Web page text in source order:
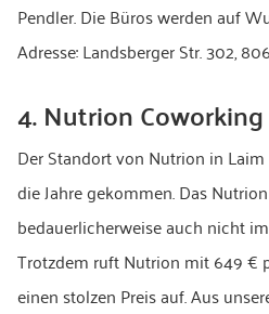
Pendler. Die Büros werden auf
Adresse: Landsberger Str. 302,
4. Nutrion
Der Standort von Nutrion in
die Jahre gekommen. Das
bedauerlicherweise auch nicht
Trotzdem ruft Nutrion mit 649 €
einen stolzen Preis auf. Aus